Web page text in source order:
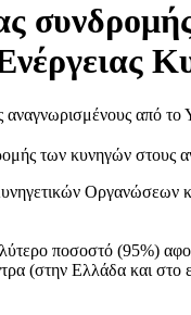
των κυνηγών στους
Οργανώσεων
ποσοστό (95%)
(στην Ελλάδα και